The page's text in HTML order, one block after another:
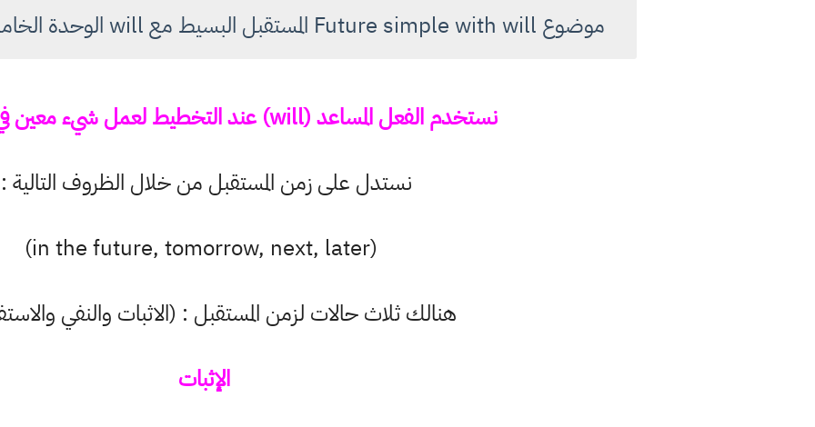
موضوع Future simple with will المستقبل البسيط مع will الوحدة الخامسة صف الثالث متوسط
نستخدم الفعل المساعد (will) عند التخطيط لعمل شيء معين في المستقبل.
نستدل على زمن المستقبل من خلال الظروف التالية :
(in the future, tomorrow, next, later)
هنالك ثلاث حالات لزمن المستقبل : (الاثبات والنفي
الإثبات